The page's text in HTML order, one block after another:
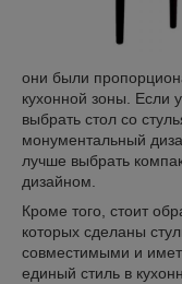
они были
кухонной зоны. Если
выбрать стол со
монументальный
лучше выбрать
дизайном.
Кроме того, стоит
которых сделаны
совместимыми и
единый стиль в